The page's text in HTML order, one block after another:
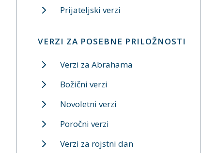
Prijateljski verzi
VERZI ZA POSEBNE PRILOŽNOSTI
Verzi za Abrahama
Božični verzi
Novoletni verzi
Poročni verzi
Verzi za rojstni dan